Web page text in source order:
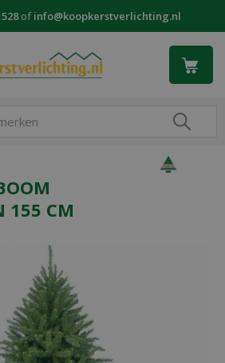
ofinfo@koopkerstverlichting.nl
155 CM